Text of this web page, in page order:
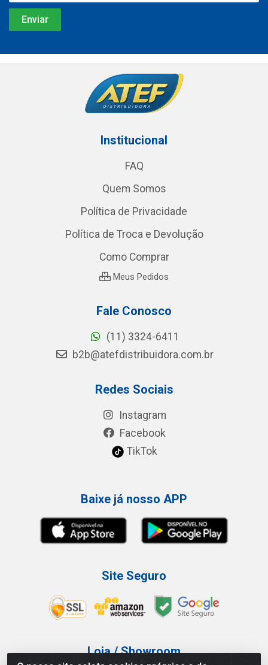
Institucional
FAQ
Quem Somos
Política de Privacidade
Política de Troca e Devolução
Como Comprar
Meus Pedidos
Fale Conosco
(11) 3324-6411
b2b@atefdistribuidora.com.br
Redes Sociais
Instagram
Facebook
TikTok
Baixe já nosso APP
Site Seguro
Loja / Showroom